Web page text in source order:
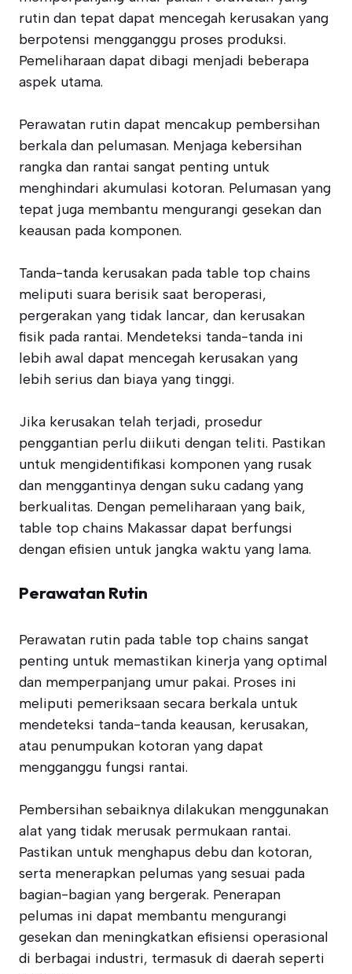
rutin dan tepat dapat mencegah kerusakan yang
berpotensi mengganggu proses produksi.
Pemeliharaan dapat dibagi menjadi beberapa
aspek utama.
Perawatan rutin dapat mencakup pembersihan
berkala dan pelumasan. Menjaga kebersihan
rangka dan rantai sangat penting untuk
menghindari akumulasi kotoran. Pelumasan yang
tepat juga membantu mengurangi gesekan dan
keausan pada komponen.
Tanda-tanda kerusakan pada table top chains
meliputi suara berisik saat beroperasi,
pergerakan yang tidak lancar, dan kerusakan
fisik pada rantai. Mendeteksi tanda-tanda ini
lebih awal dapat mencegah kerusakan yang
lebih serius dan biaya yang tinggi.
Jika kerusakan telah terjadi, prosedur
penggantian perlu diikuti dengan teliti. Pastikan
untuk mengidentifikasi komponen yang rusak
dan menggantinya dengan suku cadang yang
berkualitas. Dengan pemeliharaan yang baik,
table top chains Makassar dapat berfungsi
dengan efisien untuk jangka waktu yang lama.
Perawatan Rutin
Perawatan rutin pada table top chains sangat
penting untuk memastikan kinerja yang optimal
dan memperpanjang umur pakai. Proses ini
meliputi pemeriksaan secara berkala untuk
mendeteksi tanda-tanda keausan, kerusakan,
atau penumpukan kotoran yang dapat
mengganggu fungsi rantai.
Pembersihan sebaiknya dilakukan menggunakan
alat yang tidak merusak permukaan rantai.
Pastikan untuk menghapus debu dan kotoran,
serta menerapkan pelumas yang sesuai pada
bagian-bagian yang bergerak. Penerapan
pelumas ini dapat membantu mengurangi
gesekan dan meningkatkan efisiensi operasional
di berbagai industri, termasuk di daerah seperti